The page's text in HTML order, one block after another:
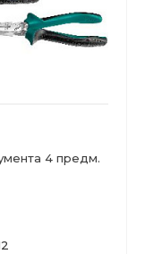
4 предм.